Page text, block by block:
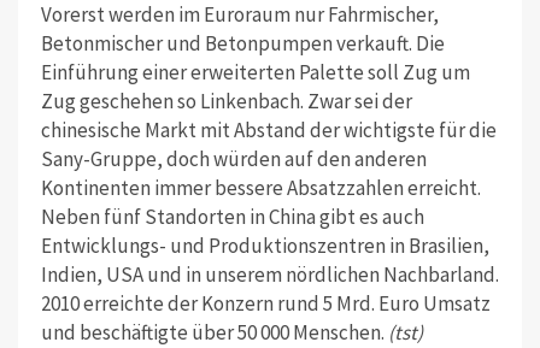
Vorerst werden im Euroraum nur Fahrmischer,
Betonmischer und Betonpumpen verkauft. Die
Einführung einer erweiterten Palette soll Zug um
Zug geschehen so Linkenbach. Zwar sei der
chinesische Markt mit Abstand der wichtigste für die
Sany-Gruppe, doch würden auf den anderen
Kontinenten immer bessere Absatzzahlen erreicht.
Neben fünf Standorten in China gibt es auch
Entwicklungs- und Produktionszentren in Brasilien,
Indien, USA und in unserem nördlichen Nachbarland.
2010 erreichte der Konzern rund 5 Mrd. Euro Umsatz
und beschäftigte über 50 000 Menschen. (tst)